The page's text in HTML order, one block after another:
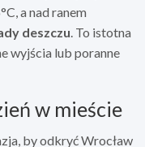
a nad ranem
deszczu. To istotna
wyjścia lub poranne
w mieście
by odkryć Wrocław